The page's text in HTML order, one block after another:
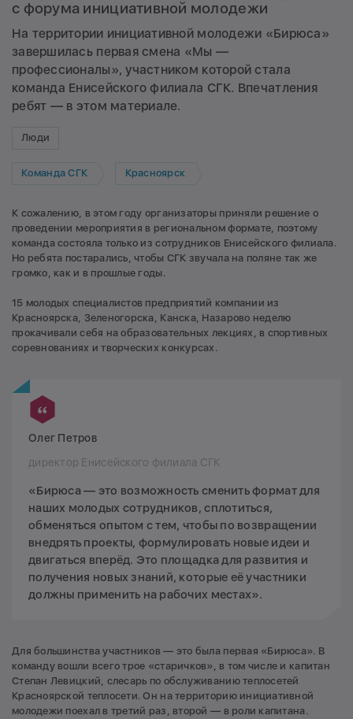
с форума инициативной молодежи
На территории инициативной молодежи «Бирюса»
завершилась первая смена «Мы —
профессионалы», участником которой стала
команда Енисейского филиала СГК. Впечатления
ребят — в этом материале.
Люди
Команда СГК Красноярск
К сожалению, в этом году организаторы приняли решение о
проведении мероприятия в региональном формате, поэтому
команда состояла только из сотрудников Енисейского филиала.
Но ребята постарались, чтобы СГК звучала на поляне так же
громко, как и в прошлые годы.
15 молодых специалистов предприятий компании из
Красноярска, Зеленогорска, Канска, Назарово неделю
прокачивали себя на образовательных лекциях, в спортивных
соревнованиях и творческих конкурсах.
Олег Петров
директор Енисейского филиала СГК
«Бирюса — это возможность сменить формат для
наших молодых сотрудников, сплотиться,
обменяться опытом с тем, чтобы по возвращении
внедрять проекты, формулировать новые идеи и
двигаться вперёд. Это площадка для развития и
получения новых знаний, которые её участники
должны применить на рабочих местах».
Для большинства участников — это была первая «Бирюса». В
команду вошли всего трое «старичков», в том числе и капитан
Степан Левицкий, слесарь по обслуживанию теплосетей
Красноярской теплосети. Он на территорию инициативной
молодежи поехал в третий раз, второй — в роли капитана.